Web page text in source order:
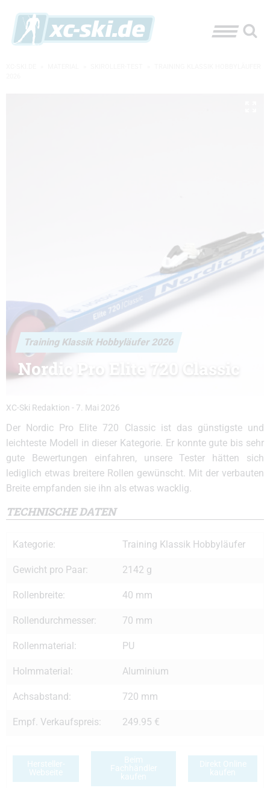
Training Klassik Hobbyläufer 2026
Nordic Pro Elite 720 Classic
XC-Ski Redaktion - 7. Mai 2026
Der Nordic Pro Elite 720 Classic ist das günstigste und
leichteste Modell in dieser Kategorie. Er konnte gute bis sehr
gute Bewertungen einfahren, unsere Tester hätten sich
lediglich etwas breitere Rollen gewünscht. Mit der verbauten
Breite empfanden sie ihn als etwas wacklig.
TECHNISCHE DATEN
Kategorie: Training Klassik Hobbyläufer
Gewicht pro Paar: 2142 g
Rollenbreite: 40 mm
Rollendurchmesser: 70 mm
Rollenmaterial: PU
Holmmaterial: Aluminium
Achsabstand: 720 mm
Empf. Verkaufspreis: 249.95 €
Hersteller-
Webseite
Beim
Fachhändler
kaufen
Direkt Online
kaufen